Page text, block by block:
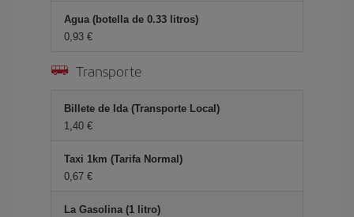
Agua (botella de 0.33 litros)
0,93 €
Transporte
Billete de Ida (Transporte Local)
1,40 €
Taxi 1km (Tarifa Normal)
0,67 €
La Gasolina (1 litro)